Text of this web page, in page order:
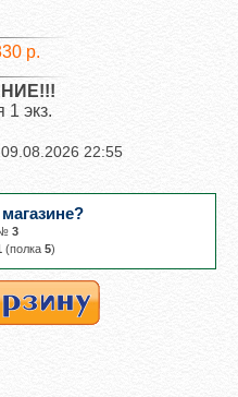
р.
1 экз.
09.08.2026 22:55
3
(полка 5)